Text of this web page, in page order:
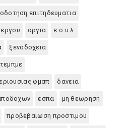
επιτηδευματια
αργια ε.σ.υ.λ.
ξενοδοχεια
τεμπμε
φμαπ δανεια
εσπα μη θεωρηση
προβεβαιωση προστιμου